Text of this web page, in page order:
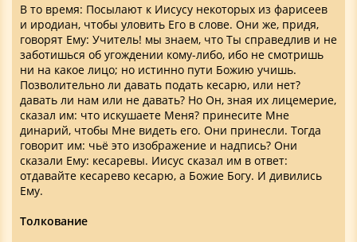
В то время: Посылают к Иисусу некоторых из фарисеев
и иродиан, чтобы уловить Его в слове. Они же, придя,
говорят Ему: Учитель! мы знаем, что Ты справедлив и не
заботишься об угождении кому-либо, ибо не смотришь
ни на какое лицо; но истинно пути Божию учишь.
Позволительно ли давать подать кесарю, или нет?
давать ли нам или не давать? Но Он, зная их лицемерие,
сказал им: что искушаете Меня? принесите Мне
динарий, чтобы Мне видеть его. Они принесли. Тогда
говорит им: чьё это изображение и надпись? Они
сказали Ему: кесаревы. Иисус сказал им в ответ:
отдавайте кесарево кесарю, а Божие Богу. И дивились
Ему.
Толкование